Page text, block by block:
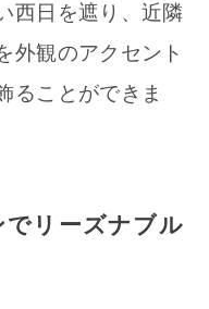
西日を遮り、近隣
外観のアクセント
ることができま
リーズナブル